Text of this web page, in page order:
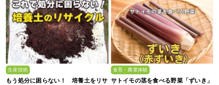
生産技術
もう処分に困らない！ 培養土をリサ
食育・農業体験
サトイモの茎を食べる野菜「ずいき」